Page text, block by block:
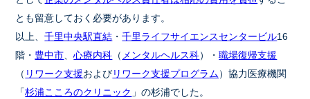
とも留意しておく必要があります。
以上、千里中央駅直結 ・千里ライフサイエンスセンタービル16
階・ 豊中市、心療内科 （ メンタルヘルス科）・職場復帰支援
（ リワーク支援およびリワーク支援プログラム）協力医療機関
「杉浦こころのクリニック 」の杉浦でした。